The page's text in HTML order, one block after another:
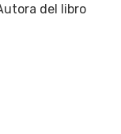
del libro